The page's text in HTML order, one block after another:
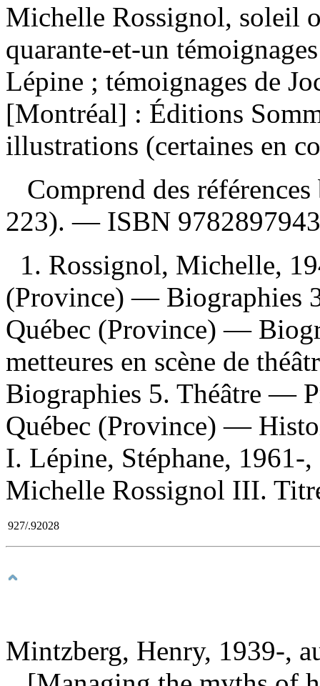
Michelle Rossignol, soleil
quarante-et-un
Lépine ; témoignages de
[Montréal] : Éditions
illustrations (certaines en
Comprend des
223). — ISBN
1. Rossignol, Michelle,
(Province) — Biographies
Québec (Province) —
metteures en scène de
Biographies 5. Théâtre —
Québec (Province) —
I. Lépine, Stéphane,
Michelle Rossignol III.
927/.92028
Mintzberg, Henry, 1939-,